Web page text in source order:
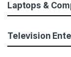
Laptops &
Television